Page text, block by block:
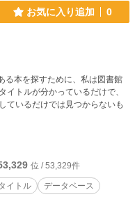
お気に入り追加 0
イトルが分かっているだけで、
ているだけでは見つからないも
位 / 53,329件
イトル
データベース